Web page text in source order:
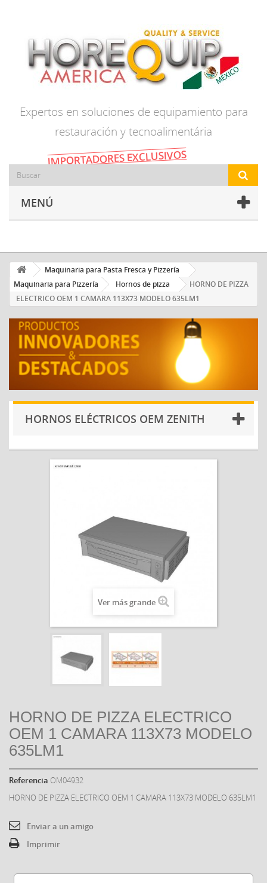
Expertos en soluciones de equipamiento para
restauración y tecnoalimentária
IMPORTADORES EXCLUSIVOS
MENÚ
Maquinaria para Pasta Fresca y Pizzería
Maquinaria para Pizzería
Hornos de pizza
HORNO DE PIZZA
ELECTRICO OEM 1 CAMARA 113X73 MODELO 635LM1
HORNOS ELÉCTRICOS OEM ZENITH
Ver más grande
HORNO DE PIZZA ELECTRICO
OEM 1 CAMARA 113X73 MODELO
635LM1
Referencia OM04932
HORNO DE PIZZA ELECTRICO OEM 1 CAMARA 113X73 MODELO 635LM1
Enviar a un amigo
Imprimir